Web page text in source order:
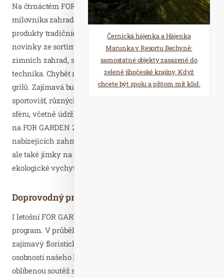
Na čtrnáctém FOR GARDEN zaplesá srdce každého
milovníka zahrady. Prezentovat se budou prověřené
produkty tradičních českých i zahraničních firem,
novinky ze sortimentu pro budování teras, pergol a
zimních zahrad, stavební materiály či nářadí a zahradní
technika. Chybět nebude ani pestrý výběr nejnovějších
grilů. Zajímavá bude také nabídka dětských hřišť a
sportovišť, různých artiklů a komponentů pro komunální
sféru, včetně údržbové techniky a zeleně. Již tradičně se
na FOR GARDEN 2020 představí i velká řada firem
nabízejících zahradní nábytek a doplňky, bazény, sauny,
ale také jímky na zadržování dešťové vody a další
ekologické vychytávky.
Doprovodný program
I letošní FOR GARDEN zpestří bohatý doprovodný
program. V průběhu celého trvání veletrhu bude probíhat
zajímavý floristický program za účasti známých
osobností našeho kulturního dění, těšit se můžete i na
oblíbenou soutěž středních škol a učilišť podporujících
Černická hájenka a Hájenka
Marunka v Resortu Bechyně:
samostatné objekty zasazené do
zeleně jihočeské krajiny. Když
chcete být spolu a přitom mít klid.